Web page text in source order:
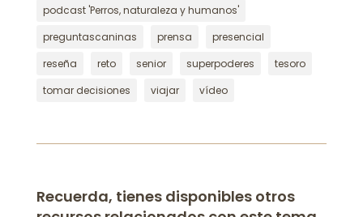
podcast 'Perros, naturaleza y humanos'
preguntascaninas
prensa
presencial
reseña
reto senior superpoderes
tesoro
tomar decisiones
viajar vídeo
Recuerda, tienes disponibles otros